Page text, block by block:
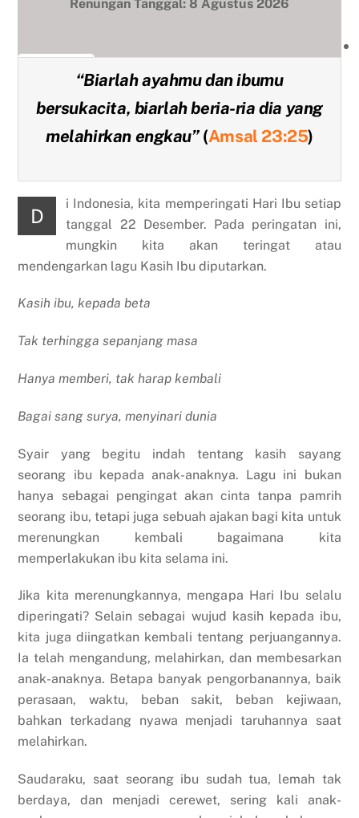
Renungan Tanggal: 8 Agustus 2026
“Biarlah ayahmu dan ibumu
bersukacita, biarlah beria-ria dia yang
melahirkan engkau” (Amsal 23:25)
D
i Indonesia, kita memperingati Hari Ibu setiap
tanggal 22 Desember. Pada peringatan ini,
mungkin kita akan teringat atau
mendengarkan lagu Kasih Ibu diputarkan.
Kasih ibu, kepada beta
Tak terhingga sepanjang masa
Hanya memberi, tak harap kembali
Bagai sang surya, menyinari dunia
Syair yang begitu indah tentang kasih sayang
seorang ibu kepada anak-anaknya. Lagu ini bukan
hanya sebagai pengingat akan cinta tanpa pamrih
seorang ibu, tetapi juga sebuah ajakan bagi kita untuk
merenungkan kembali bagaimana kita
memperlakukan ibu kita selama ini.
Jika kita merenungkannya, mengapa Hari Ibu selalu
diperingati? Selain sebagai wujud kasih kepada ibu,
kita juga diingatkan kembali tentang perjuangannya.
Ia telah mengandung, melahirkan, dan membesarkan
anak-anaknya. Betapa banyak pengorbanannya, baik
perasaan, waktu, beban sakit, beban kejiwaan,
bahkan terkadang nyawa menjadi taruhannya saat
melahirkan.
Saudaraku, saat seorang ibu sudah tua, lemah tak
berdaya, dan menjadi cerewet, sering kali anak-